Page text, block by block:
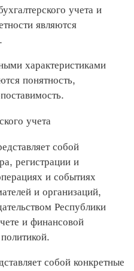
учета и
являются
характеристиками
понятность,
учета
собой
регистрации и
и событиях
и организаций,
Республики
и финансовой
собой конкретные